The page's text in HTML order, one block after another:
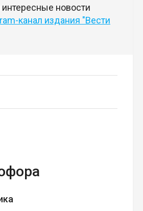
новости
канал издания "Вести